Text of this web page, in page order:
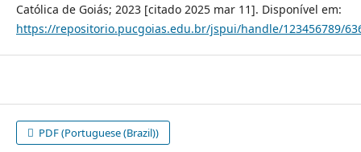
Católica de Goiás; 2023 [citado 2025 mar 11]. Disponível em:
https://repositorio.pucgoias.edu.br/jspui/handle/123456789/
PDF (Portuguese (Brazil))